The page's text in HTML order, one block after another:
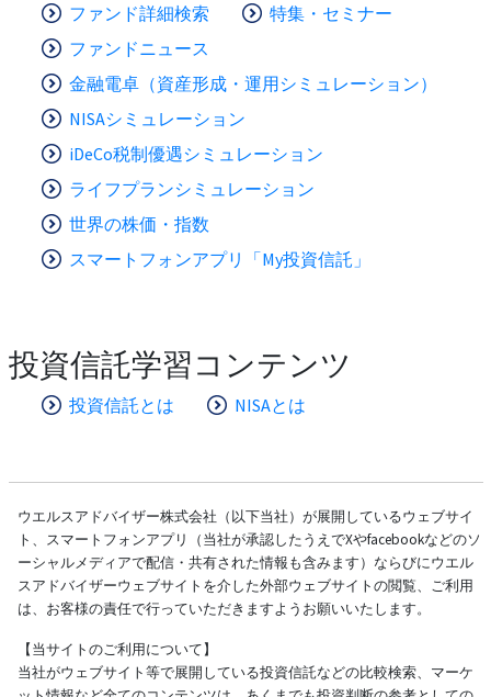
ファンド詳細検索
特集・セミナー
ファンドニュース
金融電卓（資産形成・運用シミュレーション）
NISAシミュレーション
iDeCo税制優遇シミュレーション
ライフプランシミュレーション
世界の株価・指数
スマートフォンアプリ「My投資信託」
投資信託学習コンテンツ
投資信託とは NISAとは
ウエルスアドバイザー株式会社（以下当社）が展開しているウェブサイ
ト、スマートフォンアプリ（当社が承認したうえでXやfacebookなどのソ
ーシャルメディアで配信・共有された情報も含みます）ならびにウエル
スアドバイザーウェブサイトを介した外部ウェブサイトの閲覧、ご利用
は、お客様の責任で行っていただきますようお願いいたします。
【当サイトのご利用について】
当社がウェブサイト等で展開している投資信託などの比較検索、マーケ